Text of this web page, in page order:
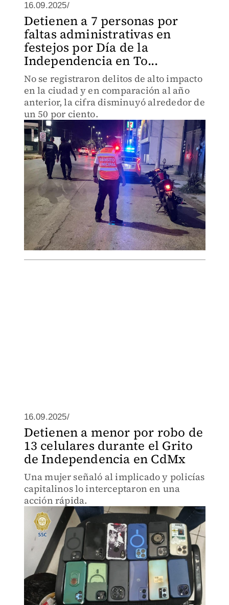
16.09.2025/
Detienen a 7 personas por
faltas administrativas en
festejos por Día de la
Independencia en To...
No se registraron delitos de alto impacto
en la ciudad y en comparación al año
anterior, la cifra disminuyó alrededor de
un 50 por ciento.
16.09.2025/
Detienen a menor por robo de
13 celulares durante el Grito
de Independencia en CdMx
Una mujer señaló al implicado y policías
capitalinos lo interceptaron en una
acción rápida.